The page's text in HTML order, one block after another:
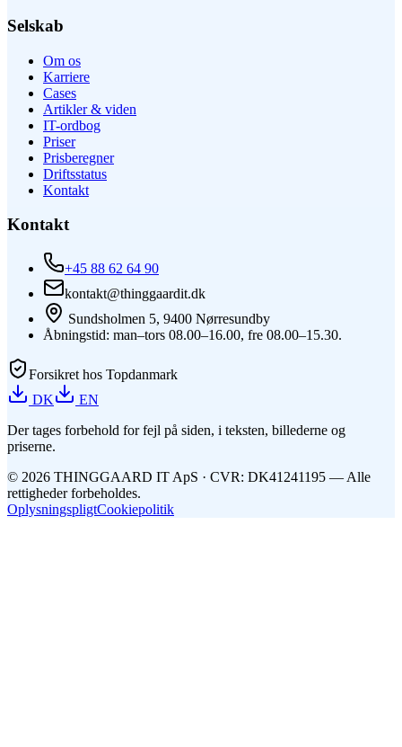
Selskab
Om os
Karriere
Cases
Artikler & viden
IT-ordbog
Priser
Prisberegner
Driftsstatus
Kontakt
Kontakt
+45 88 62 64 90
kontakt@thinggaardit.dk
Sundsholmen 5, 9400 Nørresundby
Åbningstid: man–tors 08.00–16.00, fre 08.00–15.30.
Forsikret hos Topdanmark
DK
EN
Der tages forbehold for fejl på siden, i teksten, billederne og
priserne.
© 2026 THINGGAARD IT ApS · CVR: DK41241195 — Alle
rettigheder forbeholdes.
OplysningspligtCookiepolitik